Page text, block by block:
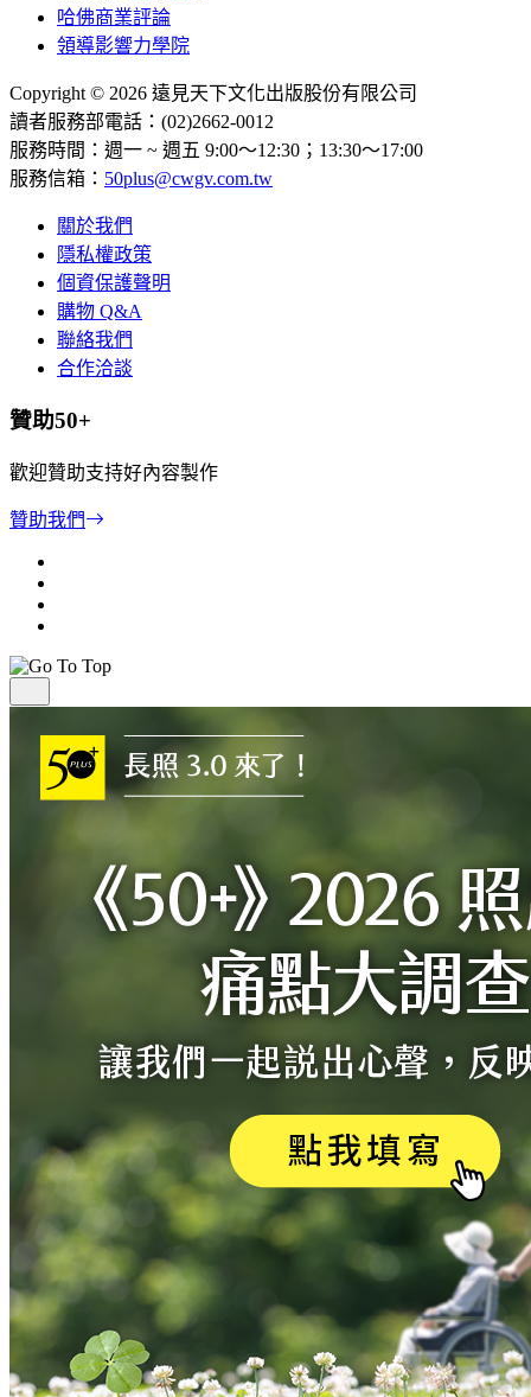
哈佛商業評論
領導影響力學院
Copyright © 2026 遠見天下文化出版股份有限公司
讀者服務部電話：(02)2662-0012
服務時間：週一 ~ 週五 9:00～12:30；13:30～17:00
服務信箱： 50plus@cwgv.com.tw
關於我們
隱私權政策
個資保護聲明
購物 Q&A
聯絡我們
合作洽談
贊助50+
歡迎贊助支持好內容製作
贊助我們